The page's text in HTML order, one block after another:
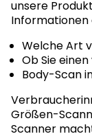
unsere
Informationen
Welche Art
Ob Sie
Body-Scan
Größen-
Scanner